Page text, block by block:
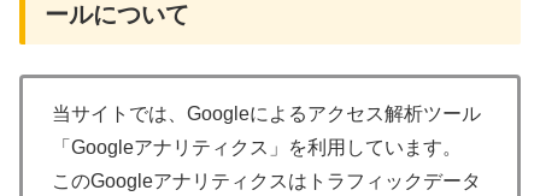
ールについて
当サイトでは、Googleによるアクセス解析ツール
「Googleアナリティクス」を利用しています。
このGoogleアナリティクスはトラフィックデータ